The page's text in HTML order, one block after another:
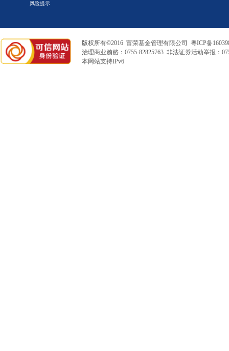
风险提示
版权所有©2016 富荣基金管理有限公司 粤ICP备
治理商业贿赂：0755-82825763 非法证券活动举报：
本网站支持IPv6